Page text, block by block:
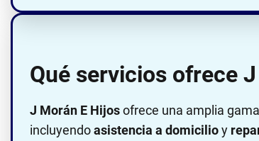
Qué servicios ofrece
J Morán E Hijosofrece una amplia
incluyendoasistencia a domicilioy